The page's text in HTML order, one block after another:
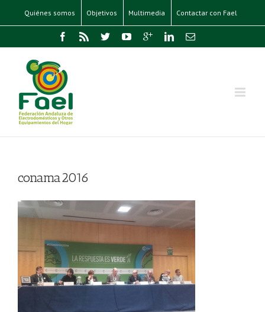
Quiénes somos Objetivos Multimedia Contactar con Fael
conama2016